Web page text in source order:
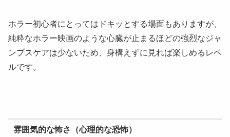
ホラー初心者にとってはドキッとする場面もありますが、
純粋なホラー映画のような心臓が止まるほどの強烈なジャ
ンプスケアは少ないため、身構えずに見れば楽しめるレベ
ルです。
雰囲気的な怖さ（心理的な恐怖）